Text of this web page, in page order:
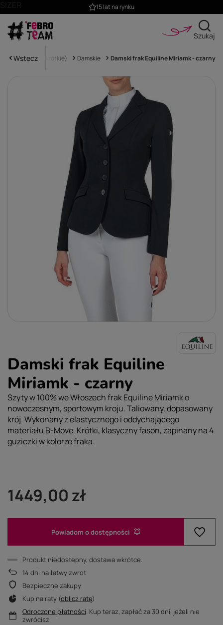
15 lat na rynku
Szukaj
Wstecz
Skokowe (krótkie) Damskie Damski frak Equiline Miriamk - czarny
Damski frak Equiline
Miriamk - czarny
Szyty w 100% we Włoszech frak Equiline Miriamk o
nowoczesnym, sportowym kroju. Taliowany, dopasowany
krój. Wykonany z elastycznego i oddychającego
materiału B-Move. Krótki, klasyczny fason, zapinany na 4
guziczki w kolorze fraka.
1449,00 zł
Powiadom o dostępności
Produkt niedostepny, dostawa wkrótce
14 dni na łatwy zwrot
Bezpieczne zakupy
Kup na raty (oblicz ratę)
Odroczone płatności. Kup teraz, zapłać za 30 dni, jeżeli nie
zwrócisz